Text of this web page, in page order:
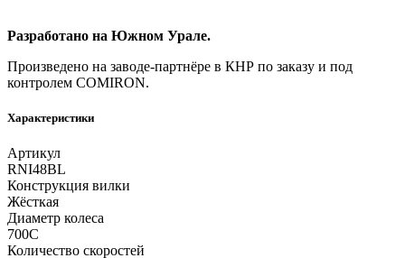
Разработано на Южном Урале.
Произведено на заводе-партнёре в КНР по заказу и под
контролем COMIRON.
Характеристики
Артикул
RNI48BL
Конструкция вилки
Жёсткая
Диаметр колеса
700C
Количество скоростей